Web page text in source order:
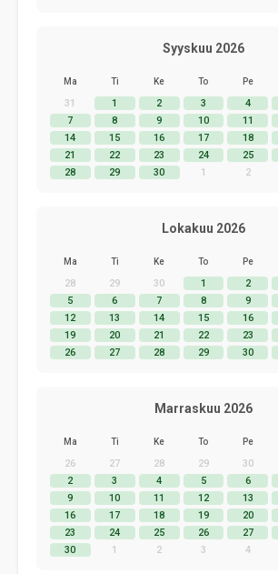
Syyskuu 2026
Ma Ti Ke To Pe
31 1 2 3 4
7
8 9 10 11
14
15 16 17 18
21
22 23 24 25
28
29 30 1 2
Lokakuu 2026
Ma Ti Ke To Pe
28 29 30 1 2
5
6 7 8 9
12
13 14 15 16
19
20 21 22 23
26
27 28 29 30
Marraskuu 2026
Ma Ti Ke To Pe
26 27 28 29 30
2
3 4 5 6
9
10 11 12 13
16
17 18 19 20
23
24 25 26 27
30
1 2 3 4